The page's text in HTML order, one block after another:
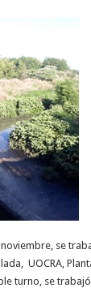
se
UOCRA,
turno, se